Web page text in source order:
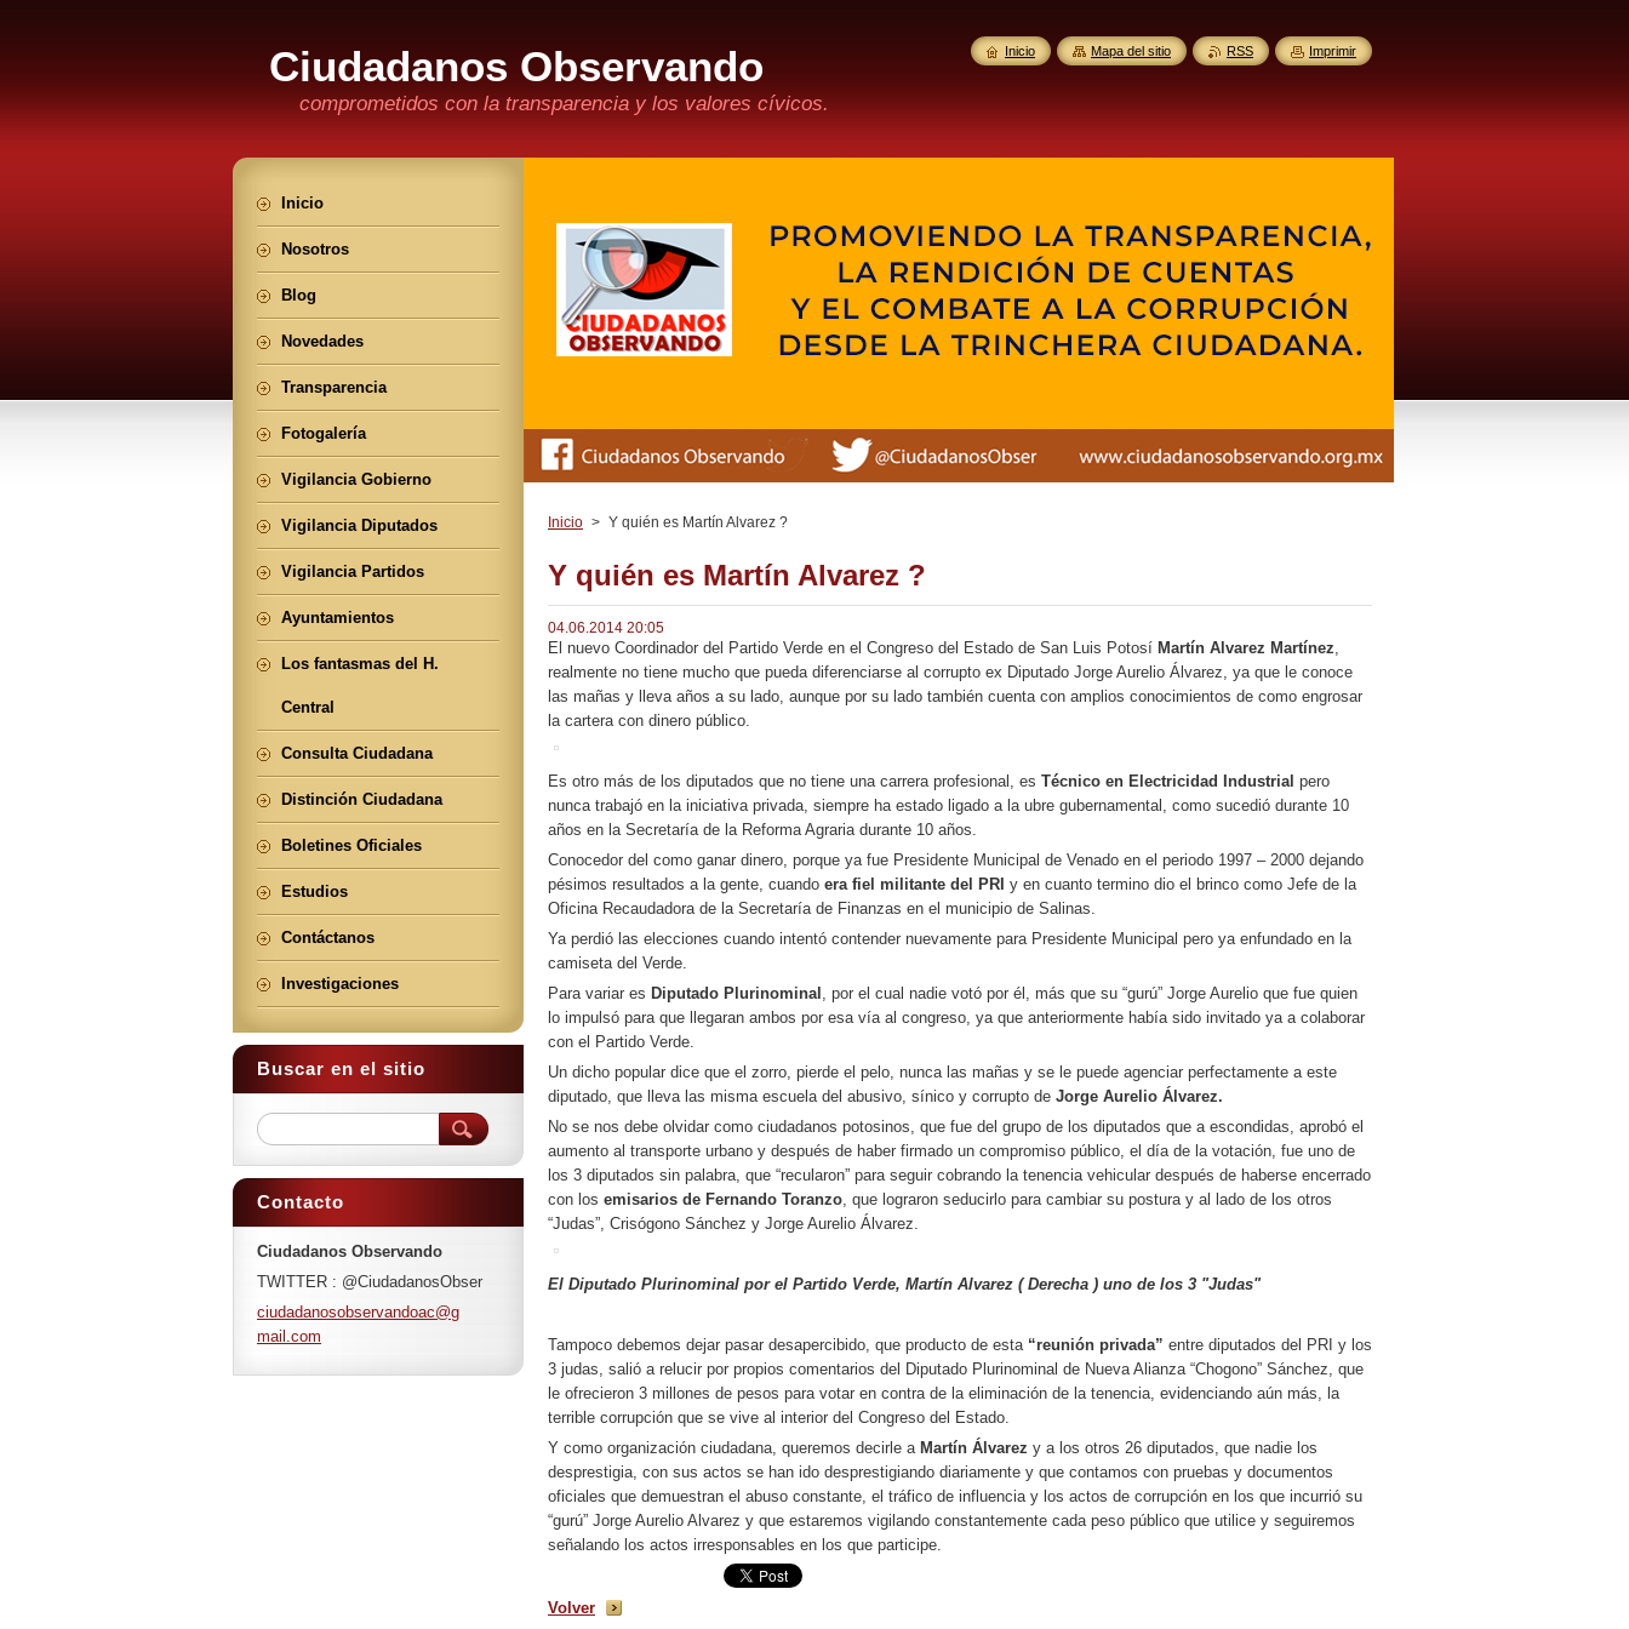
Ciudadanos Observando
comprometidos con la transparencia y los valores cívicos.
Inicio > Y quién es Martín Alvarez ?
Y quién es Martín Alvarez ?
04.06.2014 20:05
El nuevo Coordinador del Partido Verde en el Congreso del Estado de San Luis Potosí Martín Alvarez Martínez,
realmente no tiene mucho que pueda diferenciarse al corrupto ex Diputado Jorge Aurelio Álvarez, ya que le conoce
las mañas y lleva años a su lado, aunque por su lado también cuenta con amplios conocimientos de como engrosar
la cartera con dinero público.
Es otro más de los diputados que no tiene una carrera profesional, es Técnico en Electricidad Industrial pero
nunca trabajó en la iniciativa privada, siempre ha estado ligado a la ubre gubernamental, como sucedió durante 10
años en la Secretaría de la Reforma Agraria durante 10 años.
Conocedor del como ganar dinero, porque ya fue Presidente Municipal de Venado en el periodo 1997 – 2000 dejando
pésimos resultados a la gente, cuando era fiel militante del PRI y en cuanto termino dio el brinco como Jefe de la
Oficina Recaudadora de la Secretaría de Finanzas en el municipio de Salinas.
Ya perdió las elecciones cuando intentó contender nuevamente para Presidente Municipal pero ya enfundado en la
camiseta del Verde.
Para variar es Diputado Plurinominal , por el cual nadie votó por él, más que su “gurú” Jorge Aurelio que fue quien
lo impulsó para que llegaran ambos por esa vía al congreso, ya que anteriormente había sido invitado ya a colaborar
con el Partido Verde.
Un dicho popular dice que el zorro, pierde el pelo, nunca las mañas y se le puede agenciar perfectamente a este
diputado, que lleva las misma escuela del abusivo, sínico y corrupto de Jorge Aurelio Álvarez.
No se nos debe olvidar como ciudadanos potosinos, que fue del grupo de los diputados que a escondidas, aprobó el
aumento al transporte urbano y después de haber firmado un compromiso público, el día de la votación, fue uno de
los 3 diputados sin palabra, que “recularon” para seguir cobrando la tenencia vehicular después de haberse encerrado
con los emisarios de Fernando Toranzo, que lograron seducirlo para cambiar su postura y al lado de los otros
“Judas”, Crisógono Sánchez y Jorge Aurelio Álvarez.
El Diputado Plurinominal por el Partido Verde, Martín Alvarez ( Derecha ) uno de los 3 "Judas"
Tampoco debemos dejar pasar desapercibido, que producto de esta“reunión privada” entre diputados del PRI y los
3 judas, salió a relucir por propios comentarios del Diputado Plurinominal de Nueva Alianza “Chogono” Sánchez, que
le ofrecieron 3 millones de pesos para votar en contra de la eliminación de la tenencia, evidenciando aún más, la
terrible corrupción que se vive al interior del Congreso del Estado.
Y como organización ciudadana, queremos decirle a Martín Álvarez y a los otros 26 diputados, que nadie los
desprestigia, con sus actos se han ido desprestigiando diariamente y que contamos con pruebas y documentos
oficiales que demuestran el abuso constante, el tráfico de influencia y los actos de corrupción en los que incurrió su
“gurú” Jorge Aurelio Alvarez y que estaremos vigilando constantemente cada peso público que utilice y seguiremos
señalando los actos irresponsables en los que participe.
Volver
Inicio
Nosotros
Blog
Novedades
Transparencia
Fotogalería
Vigilancia Gobierno
Vigilancia Diputados
Vigilancia Partidos
Ayuntamientos
Los fantasmas del H.
Central
Consulta Ciudadana
Distinción Ciudadana
Boletines Oficiales
Estudios
Contáctanos
Investigaciones
Buscar en el sitio
Contacto
Ciudadanos Observando
TWITTER : @CiudadanosObser
ciudadanosobservandoac@g
mail.com
Inicio Mapa del sitio RSS Imprimir